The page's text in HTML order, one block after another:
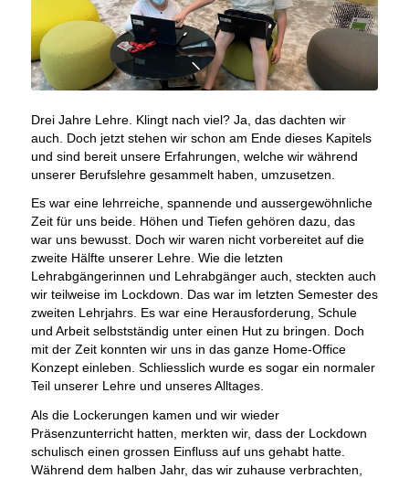
Drei Jahre Lehre. Klingt nach viel? Ja, das dachten wir
auch. Doch jetzt stehen wir schon am Ende dieses Kapitels
und sind bereit unsere Erfahrungen, welche wir während
unserer Berufslehre gesammelt haben, umzusetzen.
Es war eine lehrreiche, spannende und aussergewöhnliche
Zeit für uns beide. Höhen und Tiefen gehören dazu, das
war uns bewusst. Doch wir waren nicht vorbereitet auf die
zweite Hälfte unserer Lehre. Wie die letzten
Lehrabgängerinnen und Lehrabgänger auch, steckten auch
wir teilweise im Lockdown. Das war im letzten Semester des
zweiten Lehrjahrs. Es war eine Herausforderung, Schule
und Arbeit selbstständig unter einen Hut zu bringen. Doch
mit der Zeit konnten wir uns in das ganze Home-Office
Konzept einleben. Schliesslich wurde es sogar ein normaler
Teil unserer Lehre und unseres Alltages.
Als die Lockerungen kamen und wir wieder
Präsenzunterricht hatten, merkten wir, dass der Lockdown
schulisch einen grossen Einfluss auf uns gehabt hatte.
Während dem halben Jahr, das wir zuhause verbrachten,